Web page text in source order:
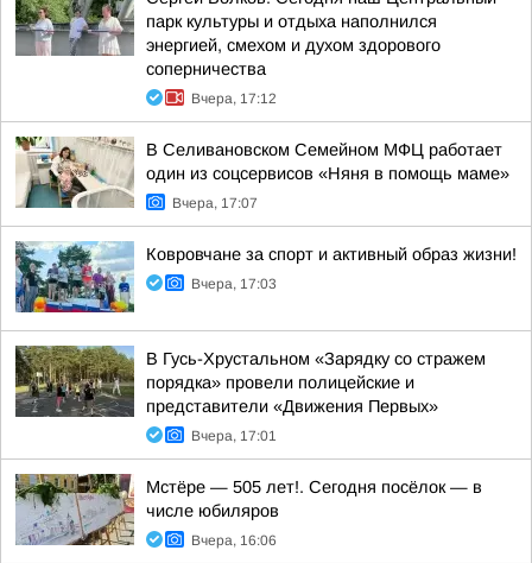
парк культуры и отдыха наполнился
энергией, смехом и духом здорового
соперничества
Вчера, 17:12
В Селивановском Семейном МФЦ работает
один из соцсервисов «Няня в помощь маме»
Вчера, 17:07
Ковровчане за спорт и активный образ жизни!
Вчера, 17:03
В Гусь-Хрустальном «Зарядку со стражем
порядка» провели полицейские и
представители «Движения Первых»
Вчера, 17:01
Мстёре — 505 лет!. Сегодня посёлок — в
числе юбиляров
Вчера, 16:06